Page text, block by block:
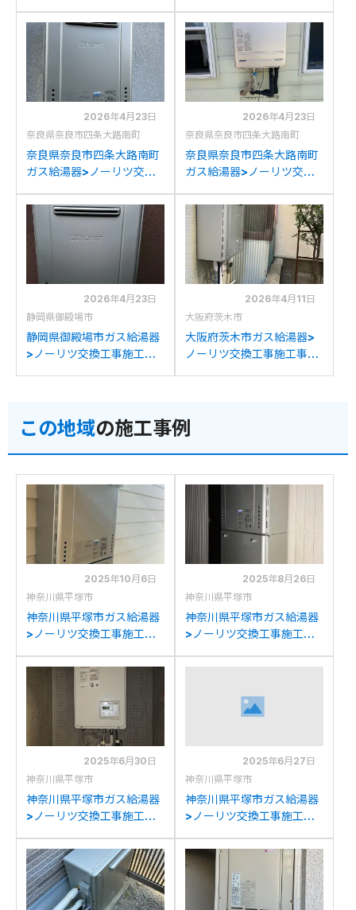
リツGT-2428SAWXから
ノーリツGT-C2072SAW
BLへの交換
C2052SAWX-2からノー
リツGT-C2072SAW BLへ
の交換
2026年4月23日
奈良県奈良市四条大路南町
奈良県奈良市四条大路南町
ガス給湯器>ノーリツ交換
GT-C2032SAWXからノ
ーリツGT-C2072SAW BL
への交換
2026年4月23日
奈良県奈良市四条大路南町
奈良県奈良市四条大路南町
ガス給湯器>ノーリツ交換
GT-C2032SAWXからノ
ーリツGT-C2072SAW BL
への交換
2026年4月23日
静岡県御殿場市
静岡県御殿場市ガス給湯器
>ノーリツ交換工事施工事
2026年4月11日
大阪府茨木市
大阪府茨木市ガス給湯器>
ノーリツ交換工事施工事
換
この地域の施工事例
2025年10月6日
神奈川県平塚市
神奈川県平塚市ガス給湯器
>ノーリツ交換工事施工事
2450SAWXからノーリツ
GT-C2472SAW BLへの交
換
2025年8月26日
神奈川県平塚市
神奈川県平塚市ガス給湯器
>ノーリツ交換工事施工事
2400AWからノーリツ
2025年6月30日
神奈川県平塚市
神奈川県平塚市ガス給湯器
>ノーリツ交換工事施工事
V1610FFUA-Eからノーリ
ツGQ-1637WS-FFAへの
交換
2025年6月27日
神奈川県平塚市
神奈川県平塚市ガス給湯器
>ノーリツ交換工事施工事
C2442SAWX-MBからノ
ーリツGT-C2472SAW BL
への交換